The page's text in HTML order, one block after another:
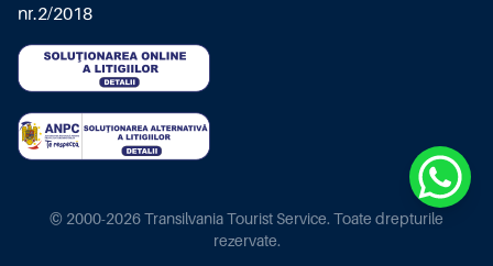
nr.2/2018
© 2000-2026 Transilvania Tourist Service. Toate drepturile
rezervate.